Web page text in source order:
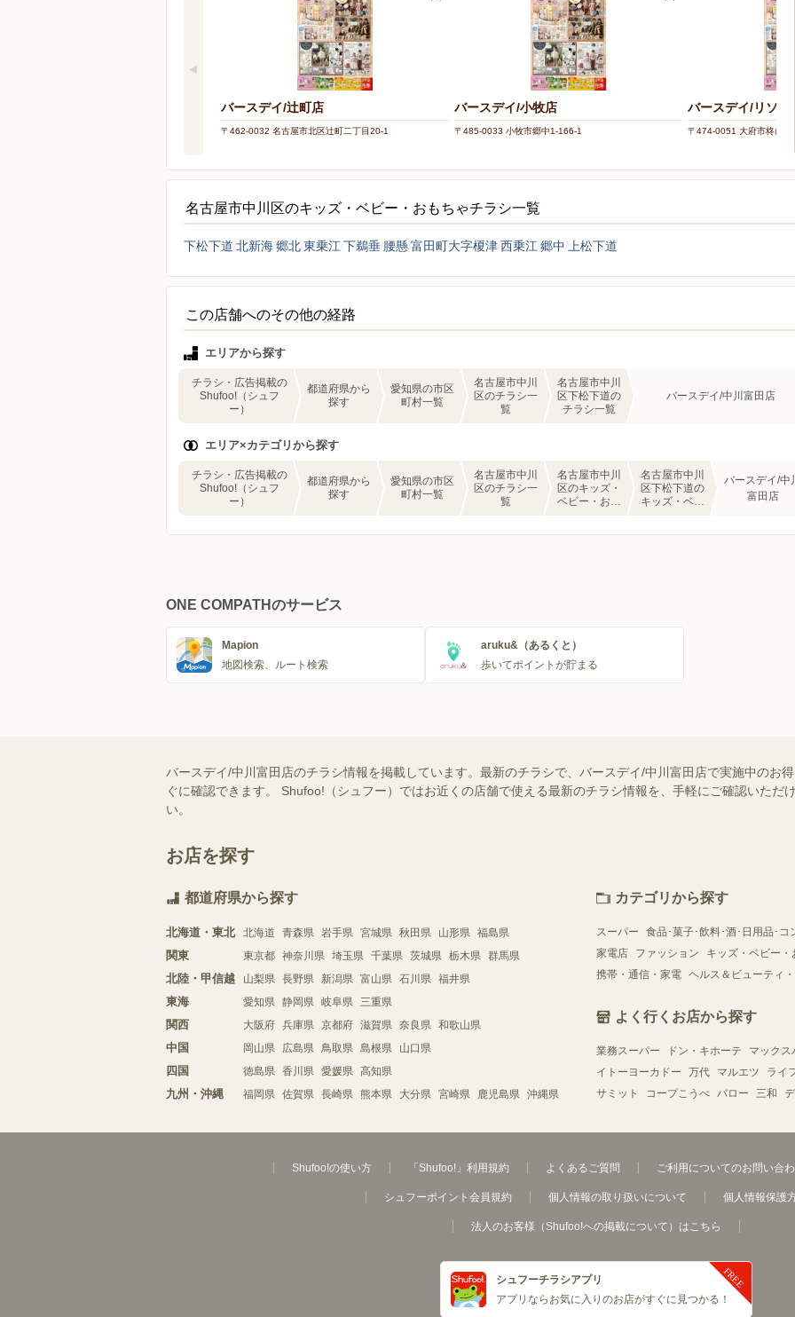
バースデイ/辻町店
〒462-0032 名古屋市北区辻町二丁目20-1
バースデイ/小牧店
〒485-0033 小牧市郷中1-166-1
バースデイ/リソラ
〒474-0051 大府市柊山町
名古屋市中川区のキッズ・ベビー・おもちゃチラシ一覧
下松下道 北新海郷北東乗江 下鵜垂 腰懸富田町大字榎津西乗江 郷中 上松下道
この店舗へのその他の経路
エリアから探す
チラシ・広告掲載の
Shufoo!（シュフ
ー）
都道府県から
探す
愛知県の市区
町村一覧
名古屋市中川
区のチラシ一
覧
名古屋市中川
区下松下道の
チラシ一覧
バースデイ/中川富田店
エリア×カテゴリから探す
チラシ・広告掲載の
Shufoo!（シュフ
ー）
都道府県から
探す
愛知県の市区
町村一覧
名古屋市中川
区のチラシ一
覧
名古屋市中川
区のキッズ・
ベビー・おも
名古屋市中川
区下松下道の
キッズ・ベビ
バースデイ/中
富田店
ONE COMPATHのサービス
Mapion
地図検索、ルート検索
aruku&（あるくと）
歩いてポイントが貯まる
バースデイ/中川富田店のチラシ情報を掲載しています。最新のチラシで、バースデイ/中川富田店で実施中のお
ぐに確認できます。 Shufoo!（シュフー）ではお近くの店舗で使える最新のチラシ情報を、手軽にご確認いただ
い。
お店を探す
都道府県から探す
北海道・東北 北海道 青森県 岩手県 宮城県 秋田県 山形県 福島県
関東 東京都 神奈川県 埼玉県 千葉県 茨城県 栃木県 群馬県
北陸・甲信越 山梨県 長野県 新潟県 富山県 石川県 福井県
東海 愛知県 静岡県 岐阜県 三重県
関西 大阪府 兵庫県 京都府 滋賀県 奈良県 和歌山県
中国 岡山県 広島県 鳥取県 島根県 山口県
四国 徳島県 香川県 愛媛県 高知県
九州・沖縄 福岡県 佐賀県 長崎県 熊本県 大分県 宮崎県 鹿児島県 沖縄県
カテゴリから探す
スーパー 食品･菓子･飲料･酒･日用品･コ
家電店
ファッション キッズ・ベビー・
携帯・通信・家電 ヘルス＆ビューティ
よく行くお店から探す
業務スーパー ドン・キホーテ マックス
イトーヨーカドー
万代 マルエツ ライ
サミット
コープこうべ バロー 三和
Shufoo!の使い方 「Shufoo!」利用規約 よくあるご質問 ご利用についてのお問い合
シュフーポイント会員規約 個人情報の取り扱いについて 個人情報保護
法人のお客様（Shufoo!への掲載について）はこちら
シュフーチラシアプリ
アプリならお気に入りのお店がすぐに見つかる！